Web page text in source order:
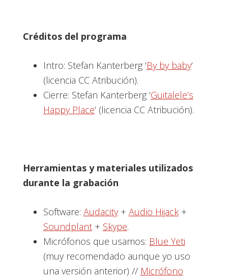
Créditos del programa
Intro: Stefan Kanterberg ‘By by baby‘
(licencia CC Atribución).
Cierre: Stefan Kanterberg ‘Guitalele’s
Happy Place‘ (licencia CC Atribución).
Herramientas y materiales utilizados
durante la grabación
Software: Audacity+ Audio Hijack+
Soundplant+ Skype.
Micrófonos que usamos: Blue Yeti
(muy recomendado aunque yo uso
una versión anterior) // Micrófono